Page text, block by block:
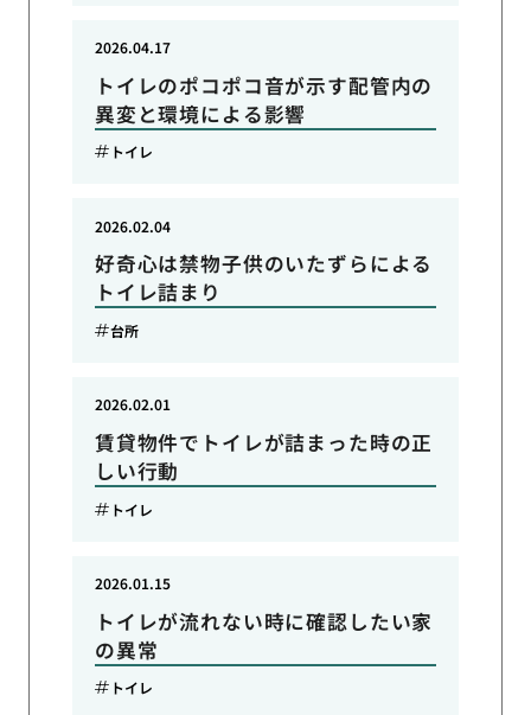
トイレのポコポコ音が示す配管内の
異変と環境による影響
2026.04.17
トイレ
好奇心は禁物子供のいたずらによる
トイレ詰まり
2026.02.04
台所
賃貸物件でトイレが詰まった時の正
しい行動
2026.02.01
トイレ
トイレが流れない時に確認したい家
の異常
2026.01.15
トイレ